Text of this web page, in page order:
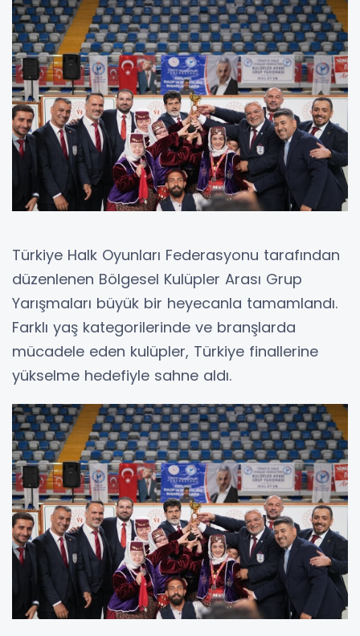
Türkiye Halk Oyunları Federasyonu tarafından
düzenlenen Bölgesel Kulüpler Arası Grup
Yarışmaları büyük bir heyecanla tamamlandı.
Farklı yaş kategorilerinde ve branşlarda
mücadele eden kulüpler, Türkiye finallerine
yükselme hedefiyle sahne aldı.